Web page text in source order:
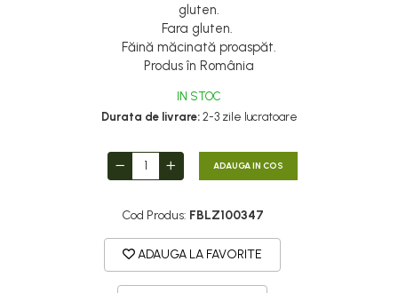
gluten.
Fara gluten.
Făină măcinată proaspăt.
Produs în România
IN STOC
Durata de livrare:2-3 zile lucratoare
ADAUGA IN COS
Cod Produs: FBLZ100347
ADAUGA LA FAVORITE